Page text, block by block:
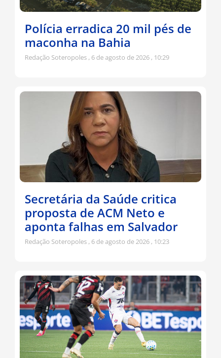
Polícia erradica 20 mil pés de
maconha na Bahia
Redação Soteropoles 6 de agosto de 2026 10:29
Secretária da Saúde critica
proposta de ACM Neto e
aponta falhas em Salvador
Redação Soteropoles 6 de agosto de 2026 10:23